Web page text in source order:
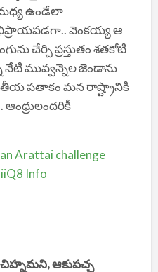
ఉండేలా
వెంకయ్య ఆ
చేర్చి ప్రస్తుతం శతకోటి
నేటి మువ్వన్నెల జెండాను
పతాకం మన రాష్ట్రానికి
Arattai challenge
iiQ8 Info
ఆకుపచ్చ